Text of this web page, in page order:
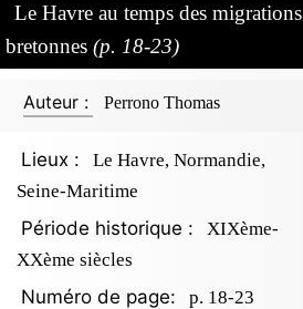
Le Havre au temps des migrations
bretonnes (p. 18-23)
Auteur : Perrono Thomas
Lieux :
Le Havre, Normandie,
Seine-Maritime
Période historique :
XIXème-
XXème siècles
Numéro de page: p. 18-23